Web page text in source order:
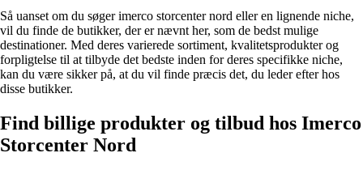
Så uanset om du søger imerco storcenter nord eller en lignende niche,
vil du finde de butikker, der er nævnt her, som de bedst mulige
destinationer. Med deres varierede sortiment, kvalitetsprodukter og
forpligtelse til at tilbyde det bedste inden for deres specifikke niche,
kan du være sikker på, at du vil finde præcis det, du leder efter hos
disse butikker.
Find billige produkter og tilbud hos Imerco
Storcenter Nord